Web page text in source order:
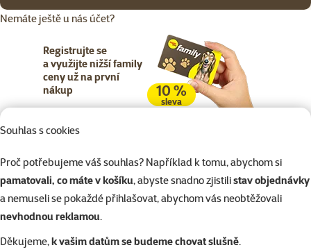
Souhlas s cookies
Proč potřebujeme váš souhlas? Například k tomu, abychom si
pamatovali, co máte v košíku, abyste snadno zjistilistav objednávky
a nemuseli se pokaždé přihlašovat, abychom vás neobtěžovali
nevhodnou reklamou.
Děkujeme,k vašim datům se budeme chovat slušně.
Nemáte ještě u nás účet?
Registrujte se
a využijte nižší family
ceny už na první
nákup
10 %
sleva
Napište nám